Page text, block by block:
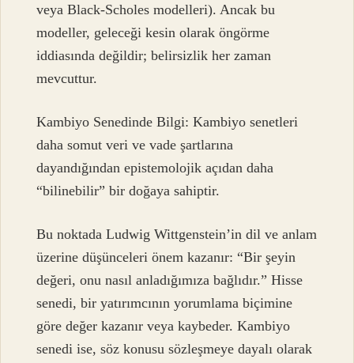
veya Black-Scholes modelleri). Ancak bu
modeller, geleceği kesin olarak öngörme
iddiasında değildir; belirsizlik her zaman
mevcuttur.
Kambiyo Senedinde Bilgi: Kambiyo senetleri
daha somut veri ve vade şartlarına
dayandığından epistemolojik açıdan daha
“bilinebilir” bir doğaya sahiptir.
Bu noktada Ludwig Wittgenstein’in dil ve anlam
üzerine düşünceleri önem kazanır: “Bir şeyin
değeri, onu nasıl anladığımıza bağlıdır.” Hisse
senedi, bir yatırımcının yorumlama biçimine
göre değer kazanır veya kaybeder. Kambiyo
senedi ise, söz konusu sözleşmeye dayalı olarak